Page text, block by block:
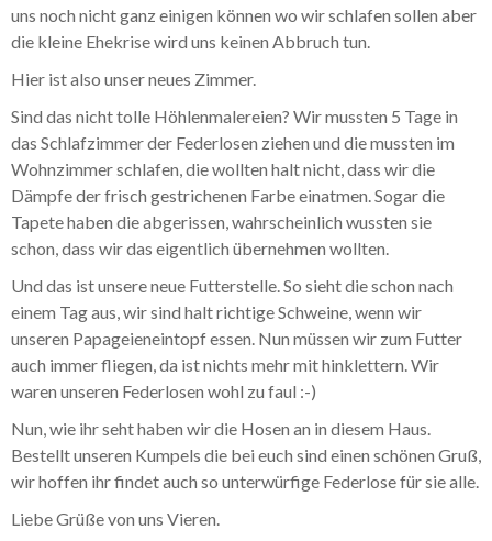
uns noch nicht ganz einigen können wo wir schlafen sollen aber
die kleine Ehekrise wird uns keinen Abbruch tun.
Hier ist also unser neues Zimmer.
Sind das nicht tolle Höhlenmalereien? Wir mussten 5 Tage in
das Schlafzimmer der Federlosen ziehen und die mussten im
Wohnzimmer schlafen, die wollten halt nicht, dass wir die
Dämpfe der frisch gestrichenen Farbe einatmen. Sogar die
Tapete haben die abgerissen, wahrscheinlich wussten sie
schon, dass wir das eigentlich übernehmen wollten.
Und das ist unsere neue Futterstelle. So sieht die schon nach
einem Tag aus, wir sind halt richtige Schweine, wenn wir
unseren Papageieneintopf essen. Nun müssen wir zum Futter
auch immer fliegen, da ist nichts mehr mit hinklettern. Wir
waren unseren Federlosen wohl zu faul :-)
Nun, wie ihr seht haben wir die Hosen an in diesem Haus.
Bestellt unseren Kumpels die bei euch sind einen schönen Gruß,
wir hoffen ihr findet auch so unterwürfige Federlose für sie alle.
Liebe Grüße von uns Vieren.